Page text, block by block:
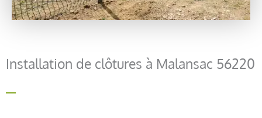
Installation de clôtures à Malansac 56220